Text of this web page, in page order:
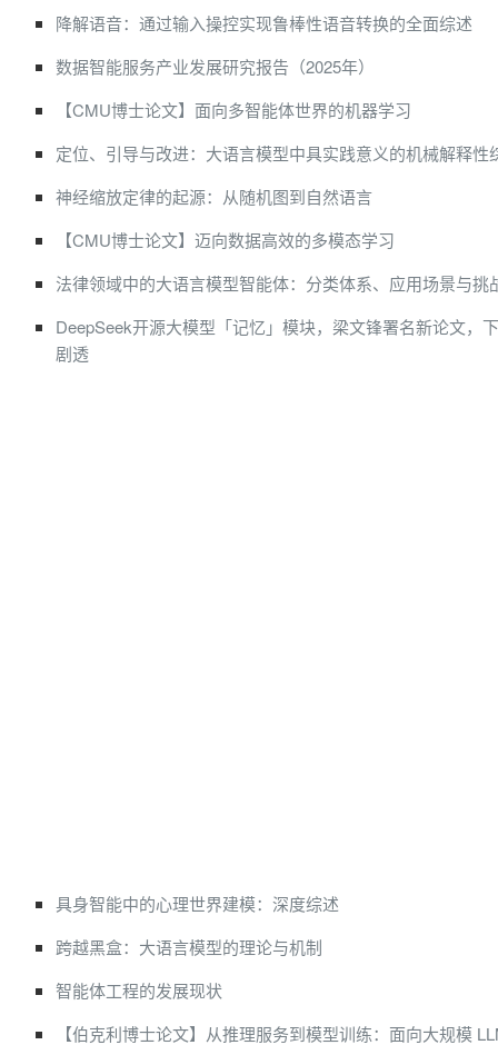
降解语音：通过输入操控实现鲁棒性语音转换的全面综述
数据智能服务产业发展研究报告（2025年）
【CMU博士论文】面向多智能体世界的机器学习
定位、引导与改进：大语言模型中具实践意义的机械解释性
神经缩放定律的起源：从随机图到自然语言
【CMU博士论文】迈向数据高效的多模态学习
法律领域中的大语言模型智能体：分类体系、应用场景与挑
DeepSeek开源大模型「记忆」模块，梁文锋署名新论文，
剧透
具身智能中的心理世界建模：深度综述
跨越黑盒：大语言模型的理论与机制
智能体工程的发展现状
【伯克利博士论文】从推理服务到模型训练：面向大规模